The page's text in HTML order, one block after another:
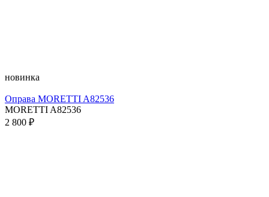
новинка
Оправа MORETTI A82536
MORETTI A82536
2 800 ₽